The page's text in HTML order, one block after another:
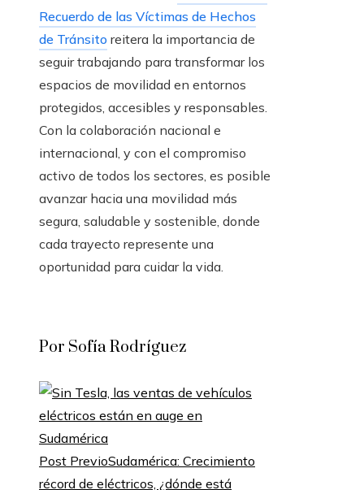
Recuerdo de las Víctimas de Hechos
de Tránsito reitera la importancia de
seguir trabajando para transformar los
espacios de movilidad en entornos
protegidos, accesibles y responsables.
Con la colaboración nacional e
internacional, y con el compromiso
activo de todos los sectores, es posible
avanzar hacia una movilidad más
segura, saludable y sostenible, donde
cada trayecto represente una
oportunidad para cuidar la vida.
Por Sofía Rodríguez
Post PrevioSudamérica: Crecimiento
récord de eléctricos, ¿dónde está